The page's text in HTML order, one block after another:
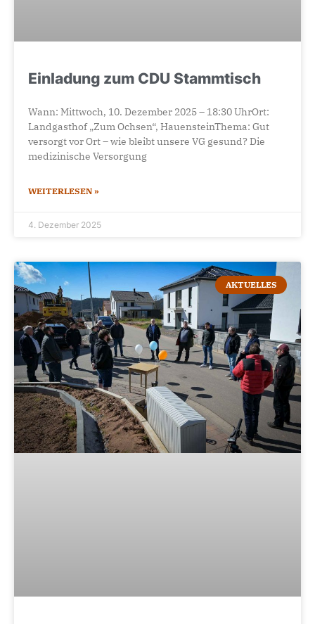
Einladung zum CDU Stammtisch
Wann: Mittwoch, 10. Dezember 2025 – 18:30 UhrOrt:
Landgasthof „Zum Ochsen“, HauensteinThema: Gut
versorgt vor Ort – wie bleibt unsere VG gesund? Die
medizinische Versorgung
WEITERLESEN »
4. Dezember 2025
AKTUELLES